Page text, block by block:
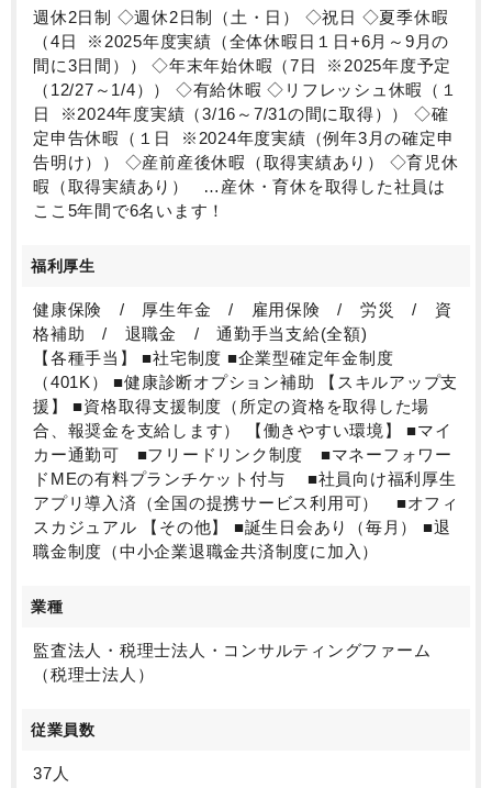
週休2日制 ◇週休2日制（土・日） ◇祝日 ◇夏季休暇
（4日 ※2025年度実績（全体休暇日１日+6月～9月の
間に3日間）） ◇年末年始休暇（7日 ※2025年度予定
（12/27～1/4）） ◇有給休暇 ◇リフレッシュ休暇（１
日 ※2024年度実績（3/16～7/31の間に取得）） ◇確
定申告休暇（１日 ※2024年度実績（例年3月の確定申
告明け）） ◇産前産後休暇（取得実績あり） ◇育児休
暇（取得実績あり） …産休・育休を取得した社員は
ここ5年間で6名います！
福利厚生
健康保険 / 厚生年金 / 雇用保険 / 労災 / 資
格補助 / 退職金 / 通勤手当支給(全額)
【各種手当】 ■社宅制度 ■企業型確定年金制度
（401K） ■健康診断オプション補助 【スキルアップ支
援】 ■資格取得支援制度（所定の資格を取得した場
合、報奨金を支給します） 【働きやすい環境】 ■マイ
カー通勤可 ■フリードリンク制度 ■マネーフォワー
ドMEの有料プランチケット付与 ■社員向け福利厚生
アプリ導入済（全国の提携サービス利用可） ■オフィ
スカジュアル 【その他】 ■誕生日会あり（毎月） ■退
職金制度（中小企業退職金共済制度に加入）
業種
監査法人・税理士法人・コンサルティングファーム
（税理士法人）
従業員数
37人